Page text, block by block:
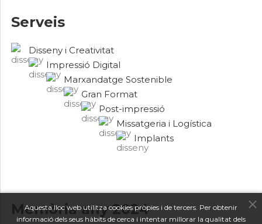
Serveis
Disseny i Creativitat
Impressió Digital
Marxandatge Sostenible
Gran Format
Post-impressió
Missatgeria i Logística
Implants
Memòria any 2024
Aquesta lloc web utilitza cookies pròpies i de tercers. Per obtenir
informació dels seus hàbits de cerca i intentar millorar la qualitat dels